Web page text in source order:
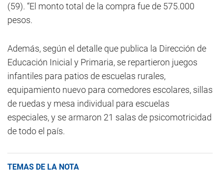
(59). “El monto total de la compra fue de 575.000
pesos.
Además, según el detalle que publica la Dirección de
Educación Inicial y Primaria, se repartieron juegos
infantiles para patios de escuelas rurales,
equipamiento nuevo para comedores escolares, sillas
de ruedas y mesa individual para escuelas
especiales, y se armaron 21 salas de psicomotricidad
de todo el país.
TEMAS DE LA NOTA